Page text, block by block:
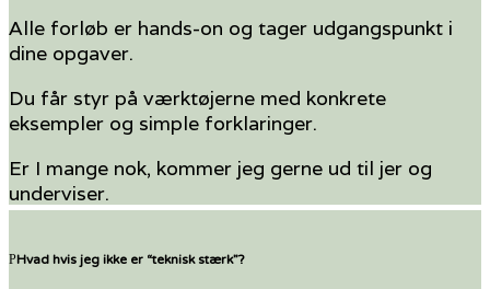
Alle forløb er hands-on og tager udgangspunkt i
dine opgaver.
Du får styr på værktøjerne med konkrete
eksempler og simple forklaringer.
Er I mange nok, kommer jeg gerne ud til jer og
underviser.
Hvad hvis jeg ikke er “teknisk stærk”?